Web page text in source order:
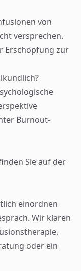
von
versprechen.
Erschöpfung zur
Burnout-
Sie auf der
einordnen
Wir klären
,
oder ein